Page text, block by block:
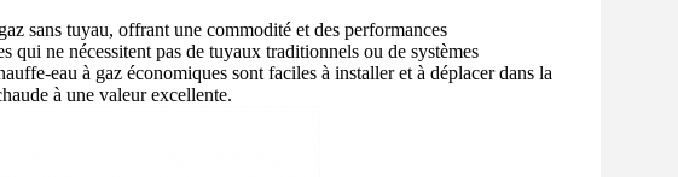
sans tuyau, offrant une commodité et des performances
qui ne nécessitent pas de tuyaux traditionnels ou de systèmes
eau à gaz économiques sont faciles à installer et à déplacer dans la
à une valeur excellente.